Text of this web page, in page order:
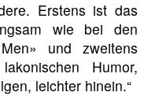
Erstens ist das
wie bei den
und zweitens
Humor,
leichter hinein.“